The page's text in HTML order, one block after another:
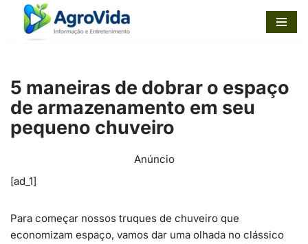
Pular
conteúdo
5 maneiras de dobrar o espaço
de armazenamento em seu
pequeno chuveiro
Anúncio
[ad_1]
Para começar nossos truques de chuveiro que
economizam espaço, vamos dar uma olhada no clássico